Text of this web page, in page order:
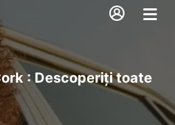
: Descoperiți toate